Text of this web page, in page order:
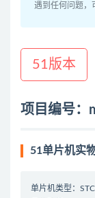
遇到任何问题，
51版本
项目编号：
51单片机实
单片机类型：